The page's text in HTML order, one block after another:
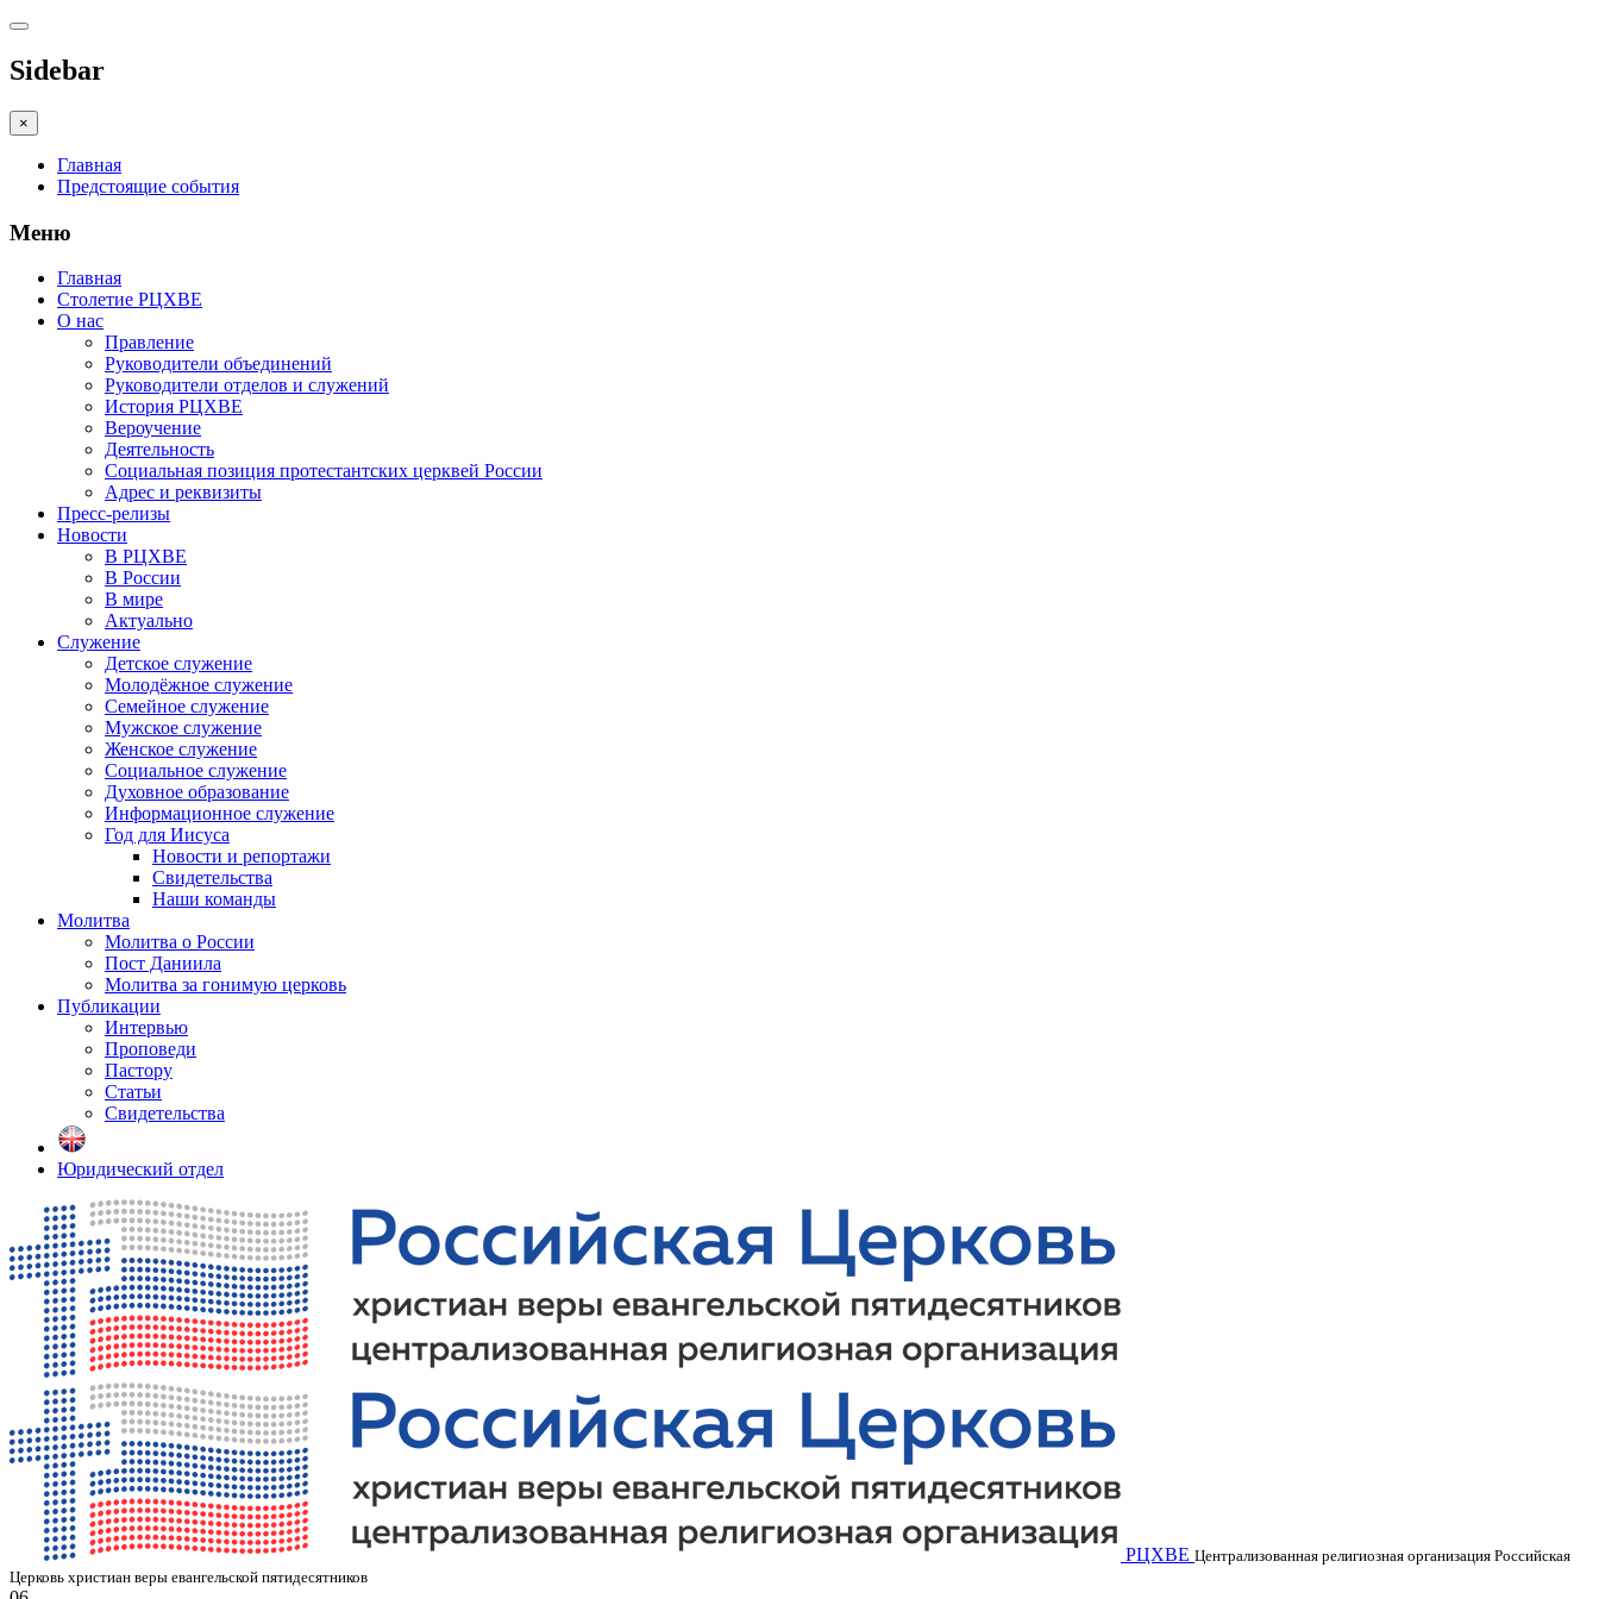
Sidebar
×
Главная
Предстоящие события
Меню
Главная
Столетие РЦХВЕ
О нас
Правление
Руководители объединений
Руководители отделов и служений
История РЦХВЕ
Вероучение
Деятельность
Социальная позиция протестантских церквей России
Адрес и реквизиты
Пресс-релизы
Новости
В РЦХВЕ
В России
В мире
Актуально
Служение
Детское служение
Молодёжное служение
Семейное служение
Мужское служение
Женское служение
Социальное служение
Духовное образование
Информационное служение
Год для Иисуса
Новости и репортажи
Свидетельства
Наши команды
Молитва
Молитва о России
Пост Даниила
Молитва за гонимую церковь
Публикации
Интервью
Проповеди
Пастору
Статьи
Свидетельства
Юридический отдел
РЦХВЕ Централизованная религиозная организация Российская
Церковь христиан веры евангельской пятидесятников